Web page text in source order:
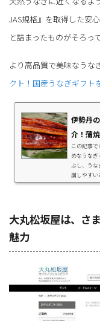
JAS規格』を取得した安
と詰まったものがそろっ
より高品質で美味なうな
クト！国産うなぎギフト
伊勢丹
介！蒲
この記事
めなうな
ぶし、うな
崩しやすい
り！暑い夏
そ、うな
大丸松坂屋は、さ
魅力